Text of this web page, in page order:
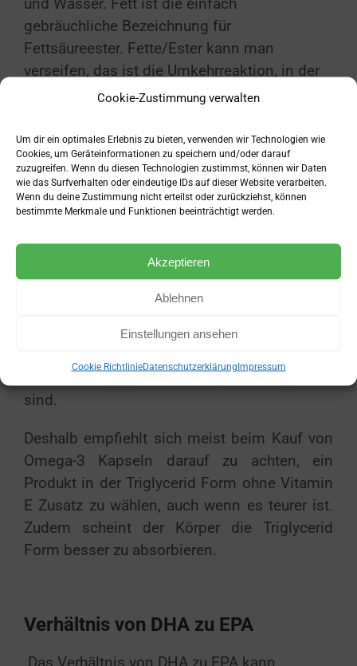
Cookie-Zustimmung verwalten
Um dir ein optimales Erlebnis zu bieten, verwenden wir Technologien wie
Cookies, um Geräteinformationen zu speichern und/oder darauf
zuzugreifen. Wenn du diesen Technologien zustimmst, können wir Daten
wie das Surfverhalten oder eindeutige IDs auf dieser Website verarbeiten.
Wenn du deine Zustimmung nicht erteilst oder zurückziehst, können
bestimmte Merkmale und Funktionen beeinträchtigt werden.
Akzeptieren
Ablehnen
Einstellungen ansehen
Cookie RichtlinieDatenschutzerklärungImpressum
und Wasser. Fett ist die einfach
gebräuchliche Bezeichnung für
Fettsäureester. Fette/Ester kann man
verseifen, das ist die Umkehrreaktion, in der
zusammen mit Wasser wieder Fettsäure und
Nachteile der Ethylester Form
hohe Dosierungen und Anreicherungen des
sind.
Deshalb empfiehlt sich meist beim Kauf von
Omega-3 Kapseln darauf zu achten, ein
Produkt in der Triglycerid Form ohne Vitamin
E Zusatz zu wählen, auch wenn es teurer ist.
Zudem scheint der Körper die Triglycerid
Form besser zu absorbieren.
Verhältnis von DHA zu EPA